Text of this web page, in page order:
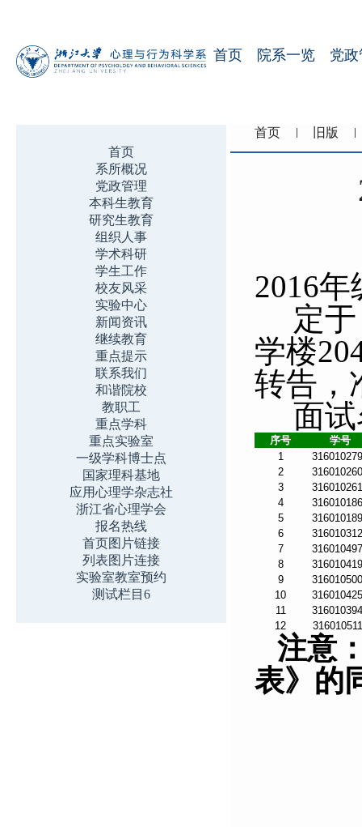
首页 院系一览 党
首页
系所概况
党政管理
本科生教育
研究生教育
组织人事
学术科研
学生工作
校友风采
实验中心
新闻资讯
继续教育
重点提示
联系我们
和谐院校
教职工
重点学科
重点实验室
一级学科博士点
国家理科基地
应用心理学杂志社
浙江省心理学会
报名热线
首页图片链接
列表图片连接
实验室教室预约
测试栏目6
首页 旧版
2016年
定于
学楼
转告，
面
序号
学号
1
2
3
4
5
6
7
8
9
10
11
12
注意
表》的